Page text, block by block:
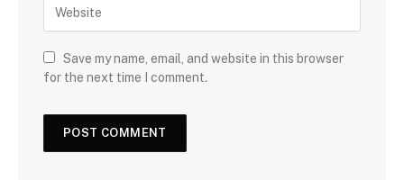
Save my name, email, and website in this browser
for the next time I comment.